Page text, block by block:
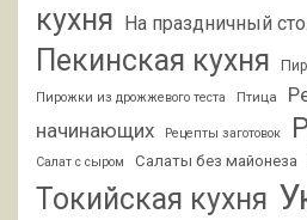
кухня
На праздничный
Пекинская кухня
Пирожки из дрожжевого теста Птица
начинающих
Рецепты заготовок
Салат с сыром Салаты без майонеза
Токийская кухня